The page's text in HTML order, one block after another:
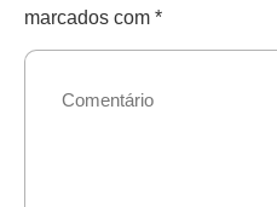
marcados com *